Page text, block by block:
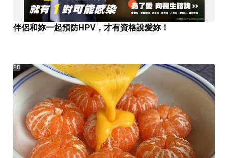
伴侶和妳一起預防HPV，才有資格說愛妳！
PR